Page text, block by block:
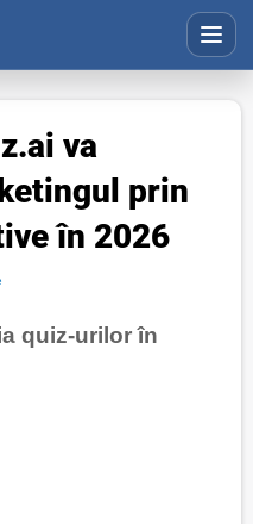
va
prin
în 2026
quiz-urilor în